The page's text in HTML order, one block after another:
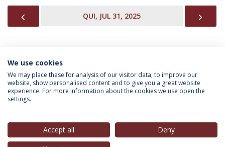
QUI, JUL 31, 2025
INFORMAÇÃO PARA
We use cookies
We may place these for analysis of our visitor data, to improve our
website, show personalised content and to give you a great website
experience. For more information about the cookies we use open the
settings.
Accept all
Deny